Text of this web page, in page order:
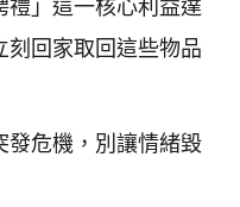
禮」這一核心利益達
刻回家取回這些物品
發危機，別讓情緒毀